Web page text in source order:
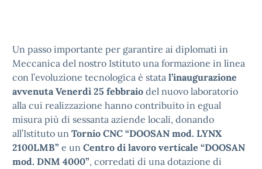
Un passo importante per garantire ai diplomati in
Meccanica del nostro Istituto una formazione in linea
con l’evoluzione tecnologica è stata l’inaugurazione
avvenuta Venerdì 25 febbraio del nuovo laboratorio
alla cui realizzazione hanno contribuito in egual
misura più di sessanta aziende locali, donando
all’Istituto un Tornio CNC “DOOSAN mod. LYNX
2100LMB” e un Centro di lavoro verticale “DOOSAN
mod. DNM 4000”, corredati di una dotazione di